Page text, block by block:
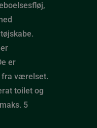
er
fra værelset.
toilet og
5